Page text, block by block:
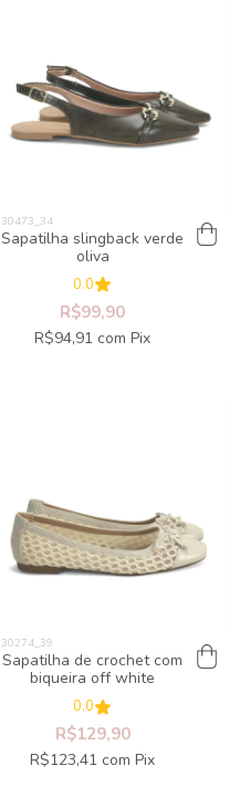
Sapatilha slingback verde
oliva
0.0
R$99,90
R$94,91 com Pix
Sapatilha de crochet com
biqueira off white
0.0
R$129,90
R$123,41 com Pix